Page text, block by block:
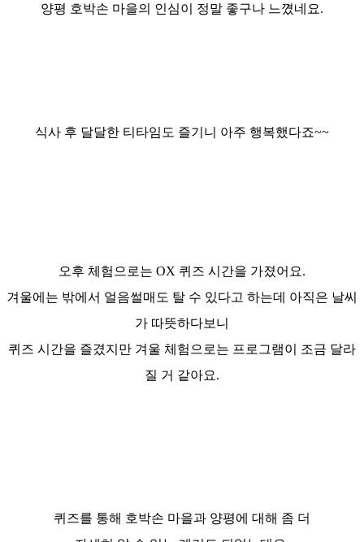
양평 호박손 마을의 인심이 정말 좋구나 느꼈네요.
식사 후 달달한 티타임도 즐기니 아주 행복했다죠~~
오후 체험으로는 OX 퀴즈 시간을 가졌어요.
겨울에는 밖에서 얼음썰매도 탈 수 있다고 하는데 아직은 날씨
가 따뜻하다보니
퀴즈 시간을 즐겼지만 겨울 체험으로는 프로그램이 조금 달라
질 거 같아요.
퀴즈를 통해 호박손 마을과 양평에 대해 좀 더